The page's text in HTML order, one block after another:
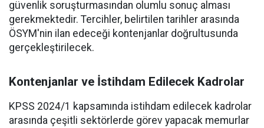
güvenlik soruşturmasından olumlu sonuç alması
gerekmektedir. Tercihler, belirtilen tarihler arasında
ÖSYM'nin ilan edeceği kontenjanlar doğrultusunda
gerçekleştirilecek.
Kontenjanlar ve İstihdam Edilecek Kadrolar
KPSS 2024/1 kapsamında istihdam edilecek kadrolar
arasında çeşitli sektörlerde görev yapacak memurlar